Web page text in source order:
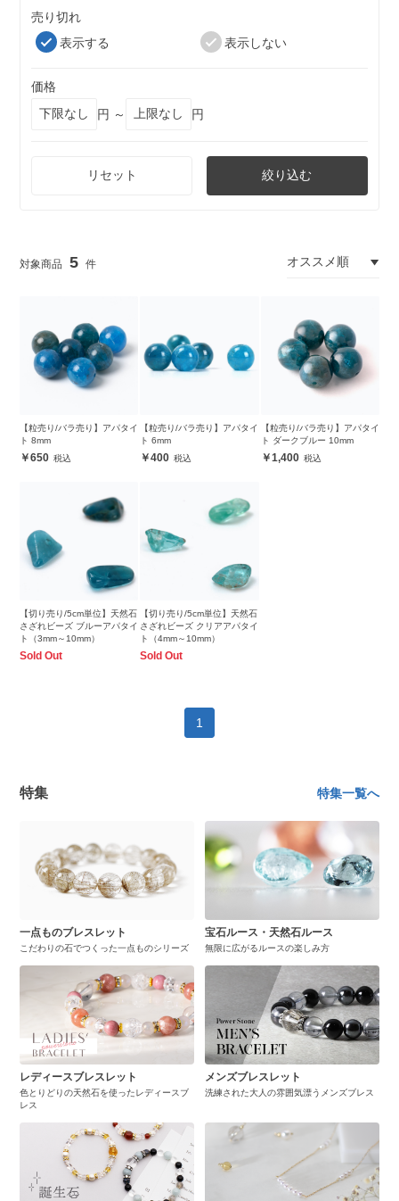
売り切れ
表示する
表示しない
価格
円 ～
円
リセット 絞り込む
5
【粒売り/バラ売り】アパタイ
ト 8mm
650
【粒売り/バラ売り】アパタイ
ト 6mm
400
【粒売り/バラ売り】アパタイ
ト ダークブルー 10mm
1,400
【切り売り/5cm単位】天然石
さざれビーズ ブルーアパタイ
ト（3mm～10mm）
Sold Out
【切り売り/5cm単位】天然石
さざれビーズ クリアアパタイ
ト（4mm～10mm）
Sold Out
1
特集 特集一覧へ
一点ものブレスレット
こだわりの石でつくった一点ものシリーズ
宝石ルース・天然石ルース
無限に広がるルースの楽しみ方
レディースブレスレット
色とりどりの天然石を使ったレディースブ
レス
メンズブレスレット
洗練された大人の雰囲気漂うメンズブレス